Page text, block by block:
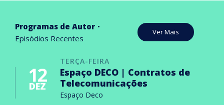
Programas de Autor
Episódios Recentes
Ver Mais
TERÇA-FEIRA
12
DEZ
Espaço DECO | Contratos de
Telecomunicações
Espaço Deco